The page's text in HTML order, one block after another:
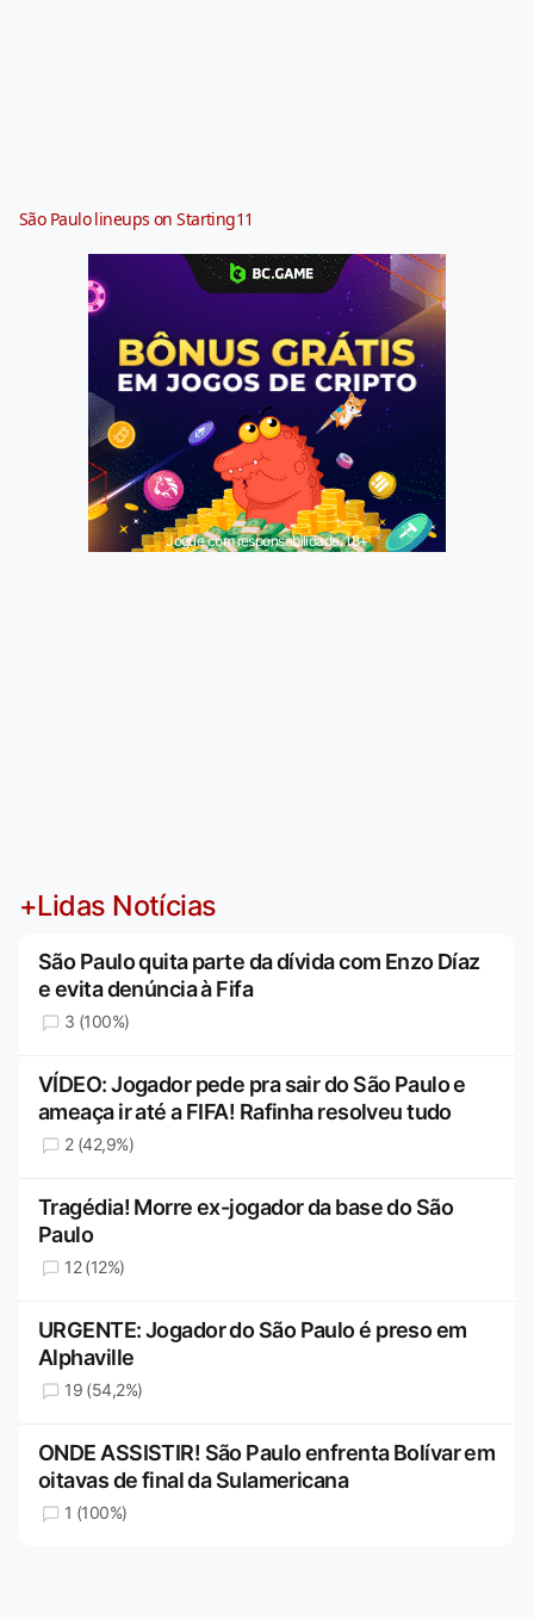
São Paulo lineups on Starting11
Jogue com responsabilidade. 18+
+Lidas Notícias
São Paulo quita parte da dívida com Enzo Díaz
e evita denúncia à Fifa
3 (100%)
VÍDEO: Jogador pede pra sair do São Paulo e
ameaça ir até a FIFA! Rafinha resolveu tudo
2 (42,9%)
Tragédia! Morre ex-jogador da base do São
Paulo
12 (12%)
URGENTE: Jogador do São Paulo é preso em
Alphaville
19 (54,2%)
ONDE ASSISTIR! São Paulo enfrenta Bolívar em
oitavas de final da Sulamericana
1 (100%)